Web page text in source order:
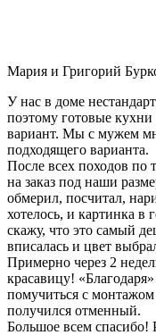
Мария и Григорий
У нас в доме
поэтому готовые
вариант. Мы с мужем
подходящего варианта.
После всех походов по
на заказ под наши
обмерил, посчитал,
хотелось, и картинка в
скажу, что это самый
вписалась и цвет
Примерно через 2
красавицу!
помучиться с
получился отменный.
Большое всем спасибо!